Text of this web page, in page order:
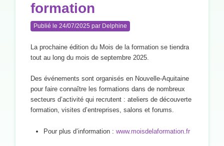
formation
Publié le 24/07/2025 par Delphine
La prochaine édition du Mois de la formation se tiendra
tout au long du mois de septembre 2025.
Des événements sont organisés en Nouvelle-Aquitaine
pour faire connaître les formations dans de nombreux
secteurs d’activité qui recrutent : ateliers de découverte
formation, visites d’entreprises, salons et forums.
Pour plus d’information : www.moisdelaformation.fr